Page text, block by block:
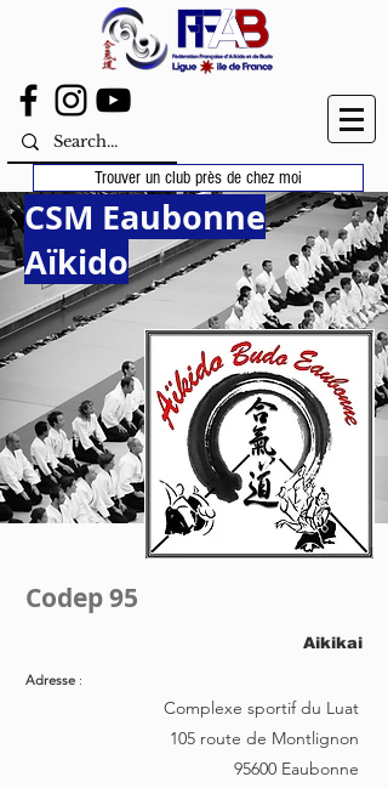
Trouver un club près de chez moi
CSM Eaubonne
Aïkido
Codep 95
Aikikai
Adresse :
Complexe sportif du Luat
105 route de Montlignon
95600 Eaubonne